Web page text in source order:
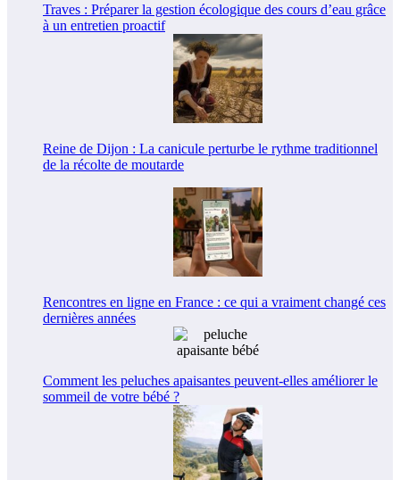
Traves : Préparer la gestion écologique des cours d’eau grâce
à un entretien proactif
Reine de Dijon : La canicule perturbe le rythme traditionnel
de la récolte de moutarde
Rencontres en ligne en France : ce qui a vraiment changé ces
dernières années
Comment les peluches apaisantes peuvent-elles améliorer le
sommeil de votre bébé ?